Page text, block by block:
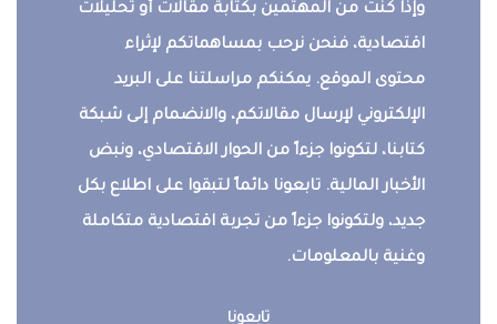
وإذا كنت من المهتمين بكتابة مقالات أو تحليلات
اقتصادية، فنحن نرحب بمساهماتكم لإثراء
محتوى الموقع. يمكنكم مراسلتنا على البريد
الإلكتروني لإرسال مقالاتكم، والانضمام إلى شبكة
كتابنا، لتكونوا جزءاً من الحوار الاقتصادي، ونبض
الأخبار المالية. تابعونا دائماً لتبقوا على اطلاع بكل
جديد، ولتكونوا جزءاً من تجربة اقتصادية متكاملة
وغنية بالمعلومات.
تابعونا